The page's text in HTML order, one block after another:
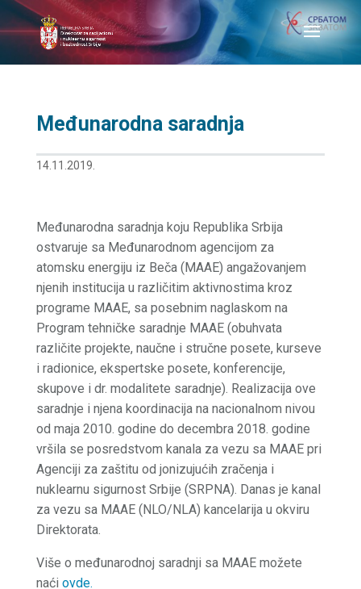
Međunarodna saradnja
14.11.2019.
Međunarodna saradnja koju Republika Srbija
ostvaruje sa Međunarodnom agencijom za
atomsku energiju iz Beča (MAAE) angažovanjem
njenih institucija u različitim aktivnostima kroz
programe MAAE, sa posebnim naglaskom na
Program tehničke saradnje MAAE (obuhvata
različite projekte, naučne i stručne posete, kurseve
i radionice, ekspertske posete, konferencije,
skupove i dr. modalitete saradnje). Realizacija ove
saradnje i njena koordinacija na nacionalnom nivou
od maja 2010. godine do decembra 2018. godine
vršila se posredstvom kanala za vezu sa MAAE pri
Agenciji za zaštitu od jonizujućih zračenja i
nuklearnu sigurnost Srbije (SRPNA). Danas je kanal
za vezu sa MAAE (NLO/NLA) kancelarija u okviru
Direktorata.
Više o međunarodnoj saradnji sa MAAE možete
naći ovde.